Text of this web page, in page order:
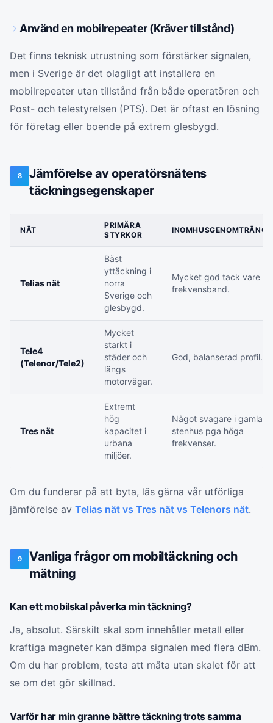
Använd en mobilrepeater (Kräver tillstånd)
Det finns teknisk utrustning som förstärker signalen,
men i Sverige är det olagligt att installera en
mobilrepeater utan tillstånd från både operatören och
Post- och telestyrelsen (PTS). Det är oftast en lösning
för företag eller boende på extrem glesbygd.
8
Jämförelse av operatörsnätens
täckningsegenskaper
NÄT
PRIMÄRA
STYRKOR
Telias nät
Bäst
yttäckning i
norra
Sverige och
glesbygd.
Mycket god tack vare
frekvensband.
Tele4
(Telenor/Tele2)
Mycket
starkt i
städer och
längs
motorvägar.
God, balanserad profil.
Tres nät
Extremt
hög
kapacitet i
urbana
miljöer.
Något svagare i gamla
stenhus pga höga
frekvenser.
Om du funderar på att byta, läs gärna vår utförliga
jämförelse av Telias nät vs Tres nät vs Telenors nät.
9
Vanliga frågor om mobiltäckning och
mätning
Kan ett mobilskal påverka min täckning?
Ja, absolut. Särskilt skal som innehåller metall eller
kraftiga magneter kan dämpa signalen med flera dBm.
Om du har problem, testa att mäta utan skalet för att
se om det gör skillnad.
Varför har min granne bättre täckning trots samma